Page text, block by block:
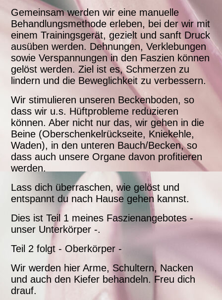
Gemeinsam werden wir eine manuelle
Behandlungsmethode erleben, bei der wir mit
einem Trainingsgerät, gezielt und sanft Druck
ausüben werden. Dehnungen, Verklebungen
sowie Verspannungen in den Faszien können
gelöst werden. Ziel ist es, Schmerzen zu
lindern und die Beweglichkeit zu verbessern.
Wir stimulieren unseren Beckenboden, so
dass wir u.s. Hüftprobleme reduzieren
können. Aber nicht nur das, wir gehen in die
Beine (Oberschenkelrückseite, Kniekehle,
Waden), in den unteren Bauch/Becken, so
dass auch unsere Organe davon profitieren
werden.
Lass dich überraschen, wie gelöst und
entspannt du nach Hause gehen kannst.
Dies ist Teil 1 meines Faszienangebotes -
unser Unterkörper -.
Teil 2 folgt - Oberkörper -
Wir werden hier Arme, Schultern, Nacken
und auch den Kiefer behandeln. Freu dich
drauf.